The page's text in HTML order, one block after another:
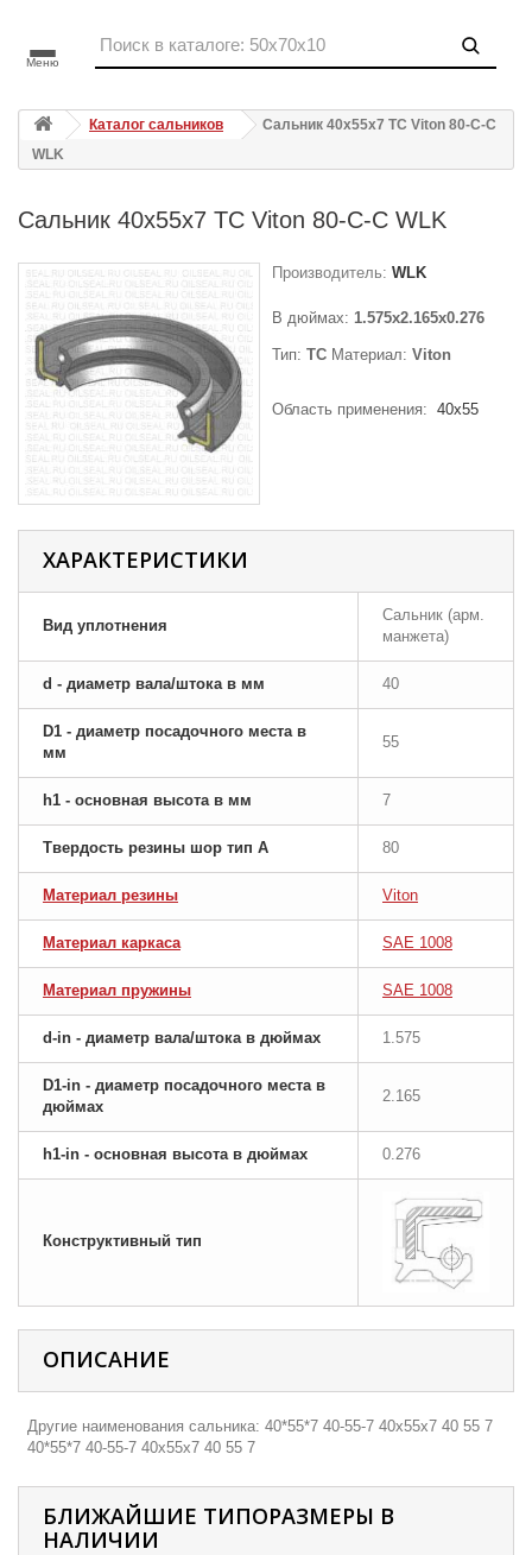
Меню
Каталог сальников
Сальник 40x55x7 TC Viton 80-C-C
WLK
Сальник 40x55x7 TC Viton 80-C-C WLK
Производитель: WLK
В дюймах: 1.575x2.165x0.276
Тип: TC Материал: Viton
Область применения: 40x55
ХАРАКТЕРИСТИКИ
Вид уплотнения
Сальник (арм.
манжета)
d - диаметр вала/штока в мм 40
D1 - диаметр посадочного места в
мм
55
h1 - основная высота в мм 7
Твердость резины шор тип A 80
Материал резины Viton
Материал каркаса SAE 1008
Материал пружины SAE 1008
d-in - диаметр вала/штока в дюймах 1.575
D1-in - диаметр посадочного места в
дюймах
2.165
h1-in - основная высота в дюймах 0.276
Конструктивный тип
ОПИСАНИЕ
Другие наименования сальника: 40*55*7 40-55-7 40х55х7 40 55 7
40*55*7 40-55-7 40х55х7 40 55 7
БЛИЖАЙШИЕ ТИПОРАЗМЕРЫ В
НАЛИЧИИ